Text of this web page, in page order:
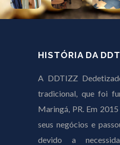
HISTÓRIA DA
A DDTIZZ
tradicional, que foi
Maringá, PR. Em
seus negócios e
devido a